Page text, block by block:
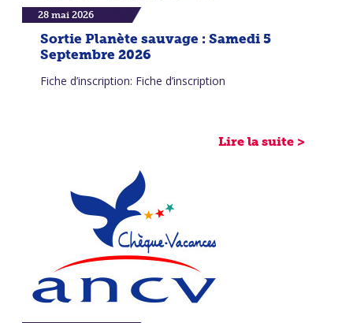
28 mai 2026
Sortie Planète sauvage : Samedi 5
Septembre 2026
Fiche d’inscription: Fiche d’inscription
Lire la suite >